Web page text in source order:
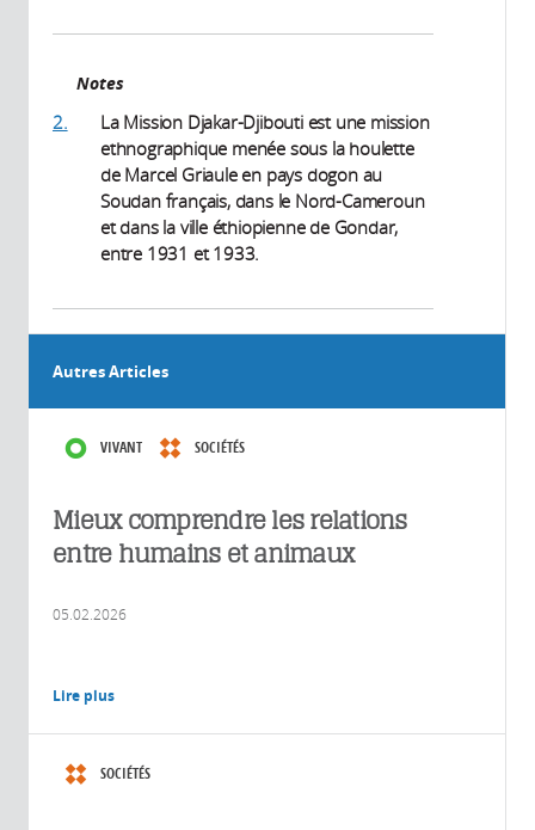
Notes
2.
La Mission Djakar-Djibouti est une mission
ethnographique menée sous la houlette
de Marcel Griaule en pays dogon au
Soudan français, dans le Nord-Cameroun
et dans la ville éthiopienne de Gondar,
entre 1931 et 1933.
Autres Articles
VIVANT SOCIÉTÉS
Mieux comprendre les relations
entre humains et animaux
05.02.2026
Lire plus
SOCIÉTÉS